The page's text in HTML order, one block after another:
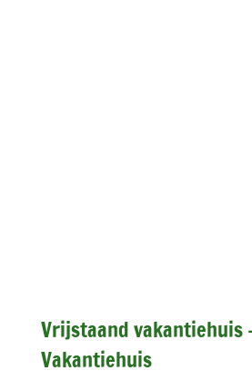
Vrijstaand vakantiehuis
Vakantiehuis